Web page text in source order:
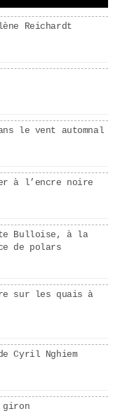
Reichardt
le vent automnal
à l’encre noire
Bulloise, à la
de polars
sur les quais à
Cyril Nghiem
giron